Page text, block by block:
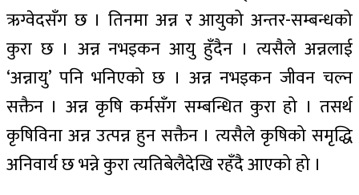
ऋग्वेदसँग छ । तिनमा अन्न र आयुको अन्तर-सम्बन्धको
कुरा छ । अन्न नभइकन आयु हुँदैन । त्यसैले अन्नलाई
‘अन्नायु’ पनि भनिएको छ । अन्न नभइकन जीवन चल्न
सक्तैन । अन्न कृषि कर्मसँग सम्बन्धित कुरा हो । तसर्थ
कृषिविना अन्न उत्पन्न हुन सक्तैन । त्यसैले कृषिको समृद्धि
अनिवार्य छ भन्ने कुरा त्यतिबेलैदेखि रहँदै आएको हो ।